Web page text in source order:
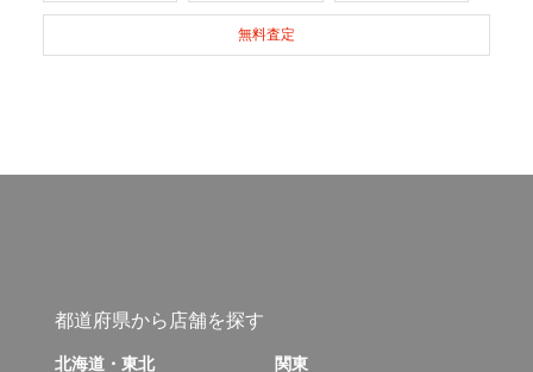
無料査定
都道府県から店舗を探す
北海道・東北 関東